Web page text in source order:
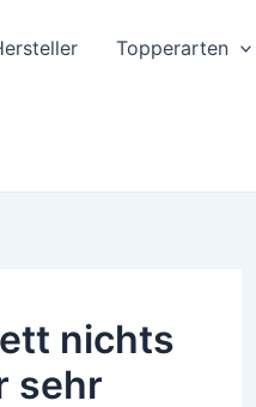
Topperarten
nichts
sehr